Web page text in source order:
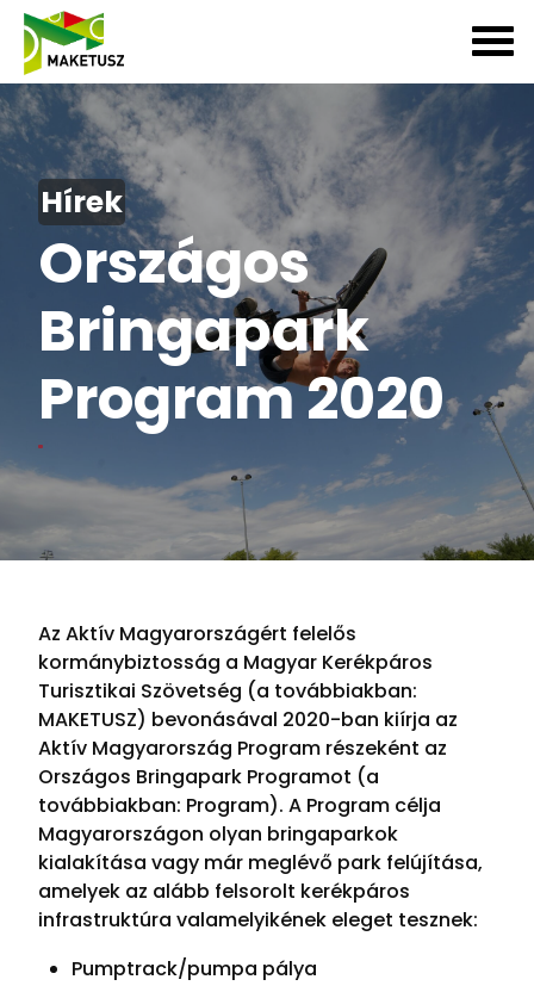
Hírek
Országos
Bringapark
Program 2020
Az Aktív Magyarországért felelős
kormánybiztosság a Magyar Kerékpáros
Turisztikai Szövetség (a továbbiakban:
MAKETUSZ) bevonásával 2020-ban kiírja az
Aktív Magyarország Program részeként az
Országos Bringapark Programot (a
továbbiakban: Program). A Program célja
Magyarországon olyan bringaparkok
kialakítása vagy már meglévő park felújítása,
amelyek az alább felsorolt kerékpáros
infrastruktúra valamelyikének eleget tesznek:
Pumptrack/pumpa pálya